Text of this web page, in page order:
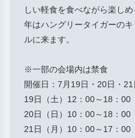
しい軽食を食べながら楽し
年はハングリータイガーの
ルに来ます。
※一部の会場内は禁食
開催日：7月19日・20日・21
19日（土）12：00～18：00
20日（日）10：00～18：00
21日（月）10：00～17：00